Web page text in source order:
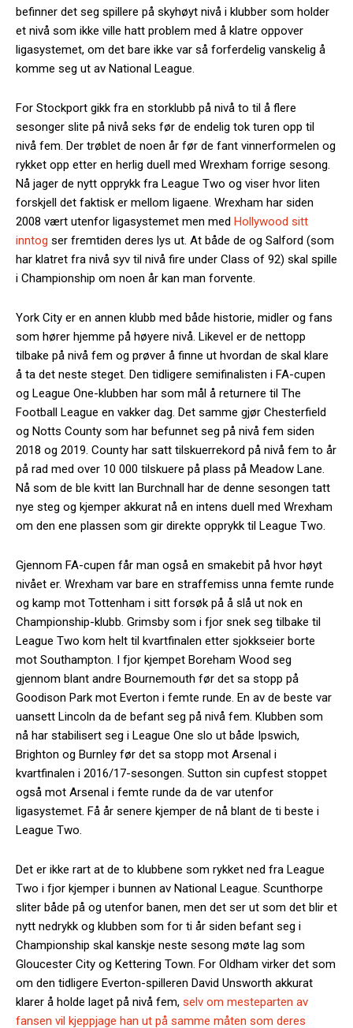
befinner det seg spillere på skyhøyt nivå i klubber som holder
et nivå som ikke ville hatt problem med å klatre oppover
ligasystemet, om det bare ikke var så forferdelig vanskelig å
komme seg ut av National League.
For Stockport gikk fra en storklubb på nivå to til å flere
sesonger slite på nivå seks før de endelig tok turen opp til
nivå fem. Der trøblet de noen år før de fant vinnerformelen og
rykket opp etter en herlig duell med Wrexham forrige sesong.
Nå jager de nytt opprykk fra League Two og viser hvor liten
forskjell det faktisk er mellom ligaene. Wrexham har siden
2008 vært utenfor ligasystemet men med Hollywood sitt
inntog ser fremtiden deres lys ut. At både de og Salford (som
har klatret fra nivå syv til nivå fire under Class of 92) skal spille
i Championship om noen år kan man forvente.
York City er en annen klubb med både historie, midler og fans
som hører hjemme på høyere nivå. Likevel er de nettopp
tilbake på nivå fem og prøver å finne ut hvordan de skal klare
å ta det neste steget. Den tidligere semifinalisten i FA-cupen
og League One-klubben har som mål å returnere til The
Football League en vakker dag. Det samme gjør Chesterfield
og Notts County som har befunnet seg på nivå fem siden
2018 og 2019. County har satt tilskuerrekord på nivå fem to år
på rad med over 10 000 tilskuere på plass på Meadow Lane.
Nå som de ble kvitt Ian Burchnall har de denne sesongen tatt
nye steg og kjemper akkurat nå en intens duell med Wrexham
om den ene plassen som gir direkte opprykk til League Two.
Gjennom FA-cupen får man også en smakebit på hvor høyt
nivået er. Wrexham var bare en straffemiss unna femte runde
og kamp mot Tottenham i sitt forsøk på å slå ut nok en
Championship-klubb. Grimsby som i fjor snek seg tilbake til
League Two kom helt til kvartfinalen etter sjokkseier borte
mot Southampton. I fjor kjempet Boreham Wood seg
gjennom blant andre Bournemouth før det sa stopp på
Goodison Park mot Everton i femte runde. En av de beste var
uansett Lincoln da de befant seg på nivå fem. Klubben som
nå har stabilisert seg i League One slo ut både Ipswich,
Brighton og Burnley før det sa stopp mot Arsenal i
kvartfinalen i 2016/17-sesongen. Sutton sin cupfest stoppet
også mot Arsenal i femte runde da de var utenfor
ligasystemet. Få år senere kjemper de nå blant de ti beste i
League Two.
Det er ikke rart at de to klubbene som rykket ned fra League
Two i fjor kjemper i bunnen av National League. Scunthorpe
sliter både på og utenfor banen, men det ser ut som det blir et
nytt nedrykk og klubben som for ti år siden befant seg i
Championship skal kanskje neste sesong møte lag som
Gloucester City og Kettering Town. For Oldham virker det som
om den tidligere Everton-spilleren David Unsworth akkurat
klarer å holde laget på nivå fem, selv om mesteparten av
fansen vil kjeppjage han ut på samme måten som deres